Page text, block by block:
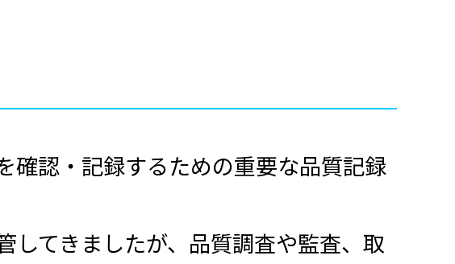
確認・記録するための重要な品質記録
してきましたが、品質調査や監査、取